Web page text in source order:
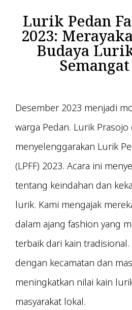
Lurik Pedan
2023:
Budaya
Desember 2023 menjadi
warga Pedan. Lurik
menyelenggarakan Lurik
(LPFF) 2023. Acara ini
tentang keindahan dan
lurik. Kami mengajak
dalam ajang fashion yang
terbaik dari kain tradisional.
dengan kecamatan dan
meningkatkan nilai kain
masyarakat lokal.